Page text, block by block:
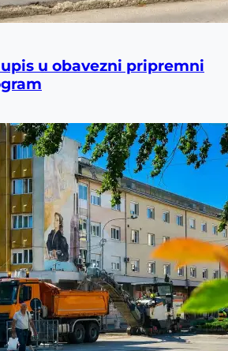
u obavezni pripremni